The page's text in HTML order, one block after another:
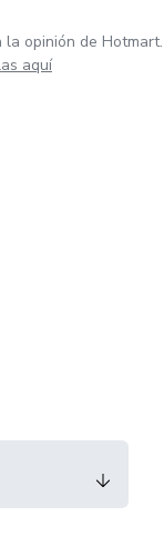
opinión de Hotmart.
aquí